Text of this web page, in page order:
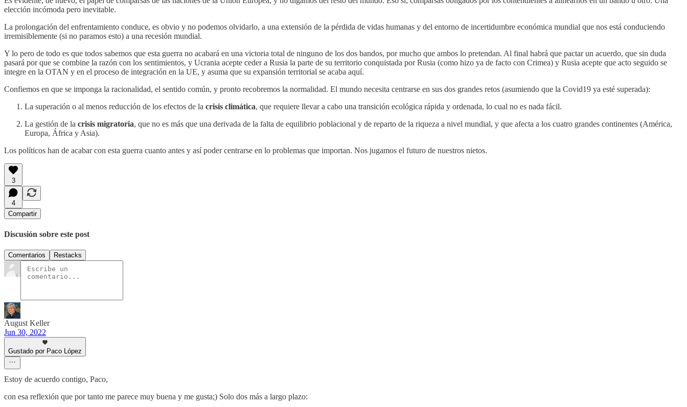
elección incómoda pero inevitable.
La prolongación del enfrentamiento conduce, es obvio y no podemos olvidarlo, a una extensión de la pérdida de vidas humanas y del entorno de incertidumbre económica mundial que nos está conduciendo
irremisiblemente (si no paramos esto) a una recesión mundial.
Y lo pero de todo es que todos sabemos que esta guerra no acabará en una victoria total de ninguno de los dos bandos, por mucho que ambos lo pretendan. Al final habrá que pactar un acuerdo, que sin duda
pasará por que se combine la razón con los sentimientos, y Ucrania acepte ceder a Rusia la parte de su territorio conquistada por Rusia (como hizo ya de facto con Crimea) y Rusia acepte que acto seguido se
integre en la OTAN y en el proceso de integración en la UE, y asuma que su expansión territorial se acaba aquí.
Confiemos en que se imponga la racionalidad, el sentido común, y pronto recobremos la normalidad. El mundo necesita centrarse en sus dos grandes retos (asumiendo que la Covid19 ya esté superada):
La superación o al menos reducción de los efectos de la crisis climática, que requiere llevar a cabo una transición ecológica rápida y ordenada, lo cual no es nada fácil.
La gestión de la crisis migratoria, que no es más que una derivada de la falta de equilibrio poblacional y de reparto de la riqueza a nivel mundial, y que afecta a los cuatro grandes continentes (América,
Europa, África y Asia).
Los políticos han de acabar con esta guerra cuanto antes y así poder centrarse en lo problemas que importan. Nos jugamos el futuro de nuestros nietos.
3
4
Compartir
Discusión sobre este post
Comentarios Restacks
August Keller
Jun 30, 2022
Gustado por Paco López
Estoy de acuerdo contigo, Paco,
con esa reflexión que por tanto me parece muy buena y me gusta;) Solo dos más a largo plazo: